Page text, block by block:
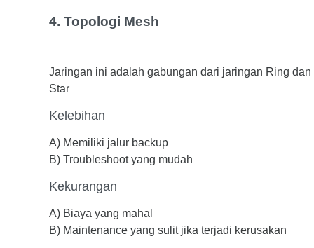
4. Topologi Mesh
Jaringan ini adalah gabungan dari jaringan Ring dan
Star
Kelebihan
A) Memiliki jalur backup
B) Troubleshoot yang mudah
Kekurangan
A) Biaya yang mahal
B) Maintenance yang sulit jika terjadi kerusakan